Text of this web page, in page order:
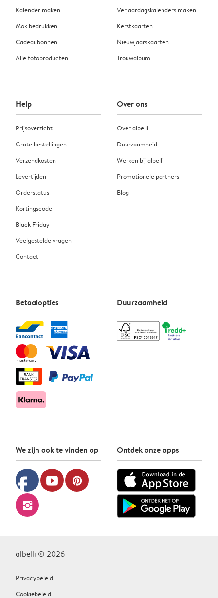
Kalender maken
Mok bedrukken
Cadeaubonnen
Alle fotoproducten
Verjaardagskalenders maken
Kerstkaarten
Nieuwjaarskaarten
Trouwalbum
Help
Prijsoverzicht
Grote bestellingen
Verzendkosten
Levertijden
Orderstatus
Kortingscode
Black Friday
Veelgestelde vragen
Contact
Over ons
Over albelli
Duurzaamheid
Werken bij albelli
Promotionele partners
Blog
Betaalopties Duurzaamheid
We zijn ook te vinden op
facebook youtube pinterest
instagram
Ontdek onze apps
albelli © 2026
Privacybeleid
Cookiebeleid